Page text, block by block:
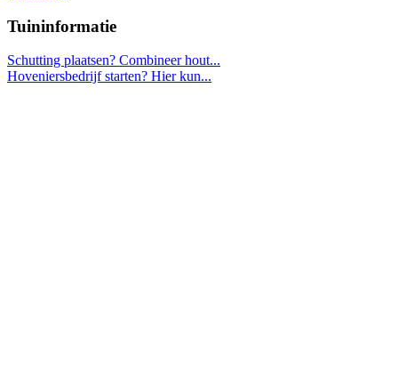
Tuininformatie
Schutting plaatsen? Combineer hout...
Hoveniersbedrijf starten? Hier kun...